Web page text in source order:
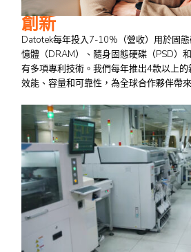
創新
Datotek每年投入7-10%（營收）用於固
憶體（DRAM）、隨身固態硬碟（PSD）
有多項專利技術。我們每年推出4款以上
效能、容量和可靠性，為全球合作夥伴帶